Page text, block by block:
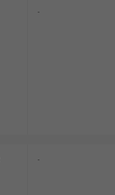
-
-